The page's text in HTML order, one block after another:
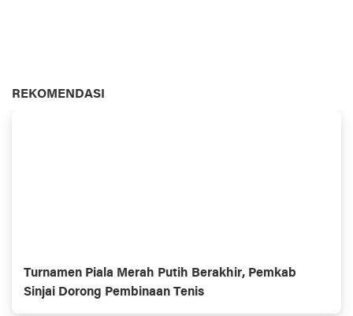
REKOMENDASI
Turnamen Piala Merah Putih Berakhir, Pemkab
Sinjai Dorong Pembinaan Tenis